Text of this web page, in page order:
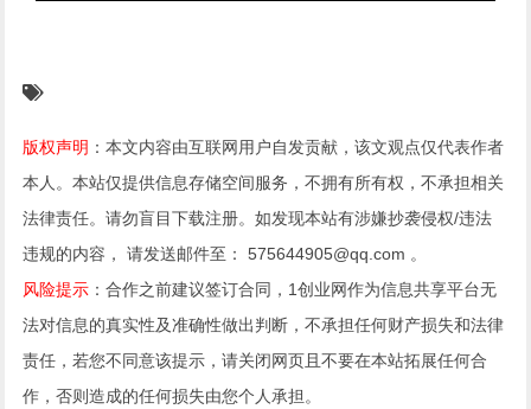
版权声明 ：本文内容由互联网用户自发贡献，该文观点仅代表作者
本人。本站仅提供信息存储空间服务，不拥有所有权，不承担相关
法律责任。请勿盲目下载注册。如发现本站有涉嫌抄袭侵权/违法
违规的内容， 请发送邮件至： 575644905@qq.com 。
风险提示 ：合作之前建议签订合同，1创业网作为信息共享平台无
法对信息的真实性及准确性做出判断，不承担任何财产损失和法律
责任，若您不同意该提示，请关闭网页且不要在本站拓展任何合
作，否则造成的任何损失由您个人承担。